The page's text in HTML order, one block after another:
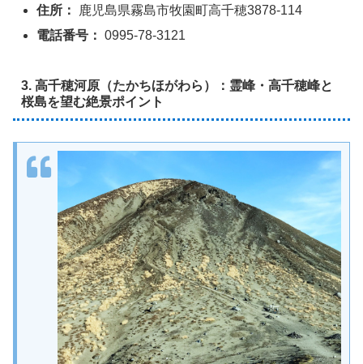
住所：
鹿児島県霧島市牧園町高千穂3878-114
電話番号： 0995-78-3121
3. 高千穂河原（たかちほがわら）：霊峰・高千穂峰と
桜島を望む絶景ポイント